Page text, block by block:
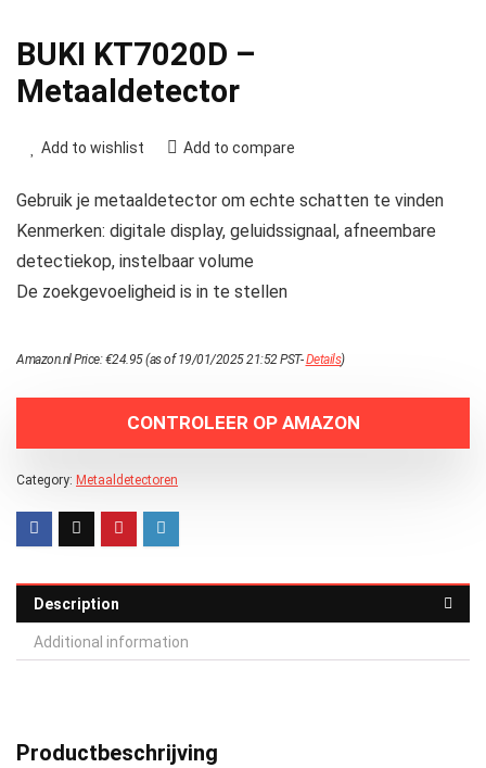
BUKI KT7020D –
Metaaldetector
Add to wishlist Add to compare
Gebruik je metaaldetector om echte schatten te vinden
Kenmerken: digitale display, geluidssignaal, afneembare
detectiekop, instelbaar volume
De zoekgevoeligheid is in te stellen
Amazon.nl Price:€24.95(as of 19/01/2025 21:52 PST-Details)
CONTROLEER OP AMAZON
Category: Metaaldetectoren
Description
Additional information
Productbeschrijving